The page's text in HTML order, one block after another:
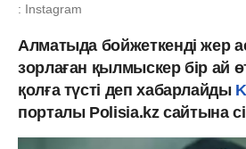
: Instagram
Алматыда бойжеткенді жер
зорлаған қылмыскер бір ай
қолға түсті деп хабарлайды
порталы Polisia.kz сайтына